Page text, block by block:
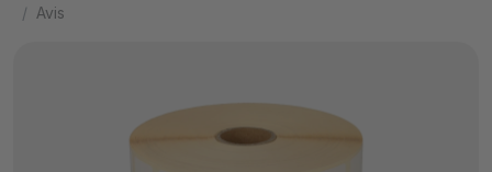
Avis